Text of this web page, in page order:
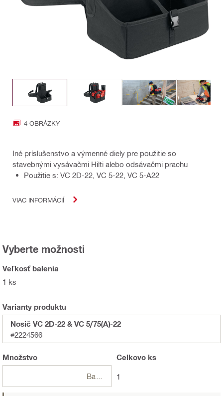
4 OBRÁZKY
Iné príslušenstvo a výmenné diely pre použitie so
stavebnými vysávačmi Hilti alebo odsávačmi prachu
Použitie s: VC 2D-22, VC 5-22, VC 5-A22
VIAC INFORMÁCIÍ
Vyberte možnosti
Veľkosť balenia
1 ks
Varianty produktu
Nosič VC 2D-22 & VC 5/75(A)-22
#2224566
Množstvo Celkovo ks
1